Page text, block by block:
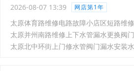
2026-08-07 13:39 网店第1年
太原体育路维修电路故障小店区短路维
太原并州南路维修上下水管漏水更换阀
太原北中环街上门修水管阀门漏水安装水